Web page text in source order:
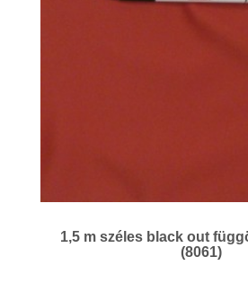
1,5 m széles black out
(8061)